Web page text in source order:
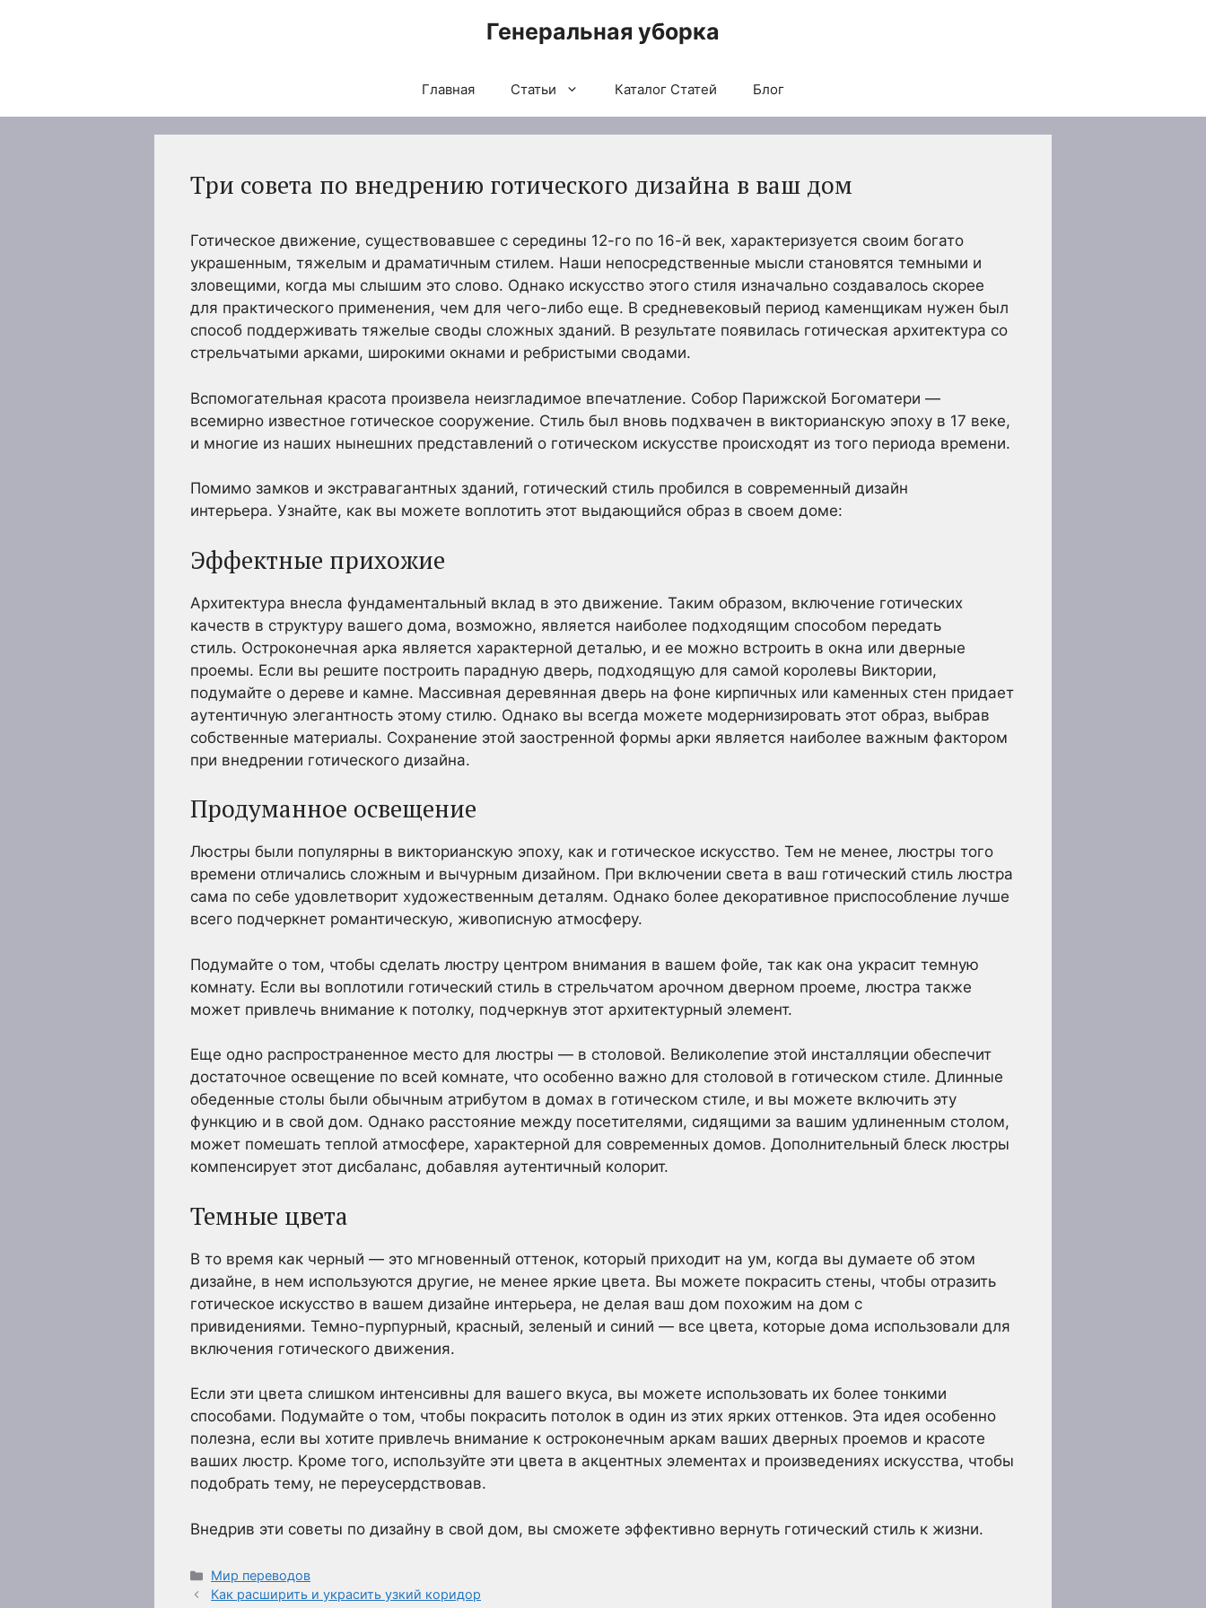
Генеральная уборка
Главная Статьи Каталог Статей Блог
Три совета по внедрению готического дизайна в ваш дом
Готическое движение, существовавшее с середины 12-го по 16-й век, характеризуется своим богато
украшенным, тяжелым и драматичным стилем. Наши непосредственные мысли становятся темными и
зловещими, когда мы слышим это слово. Однако искусство этого стиля изначально создавалось скорее
для практического применения, чем для чего-либо еще. В средневековый период каменщикам нужен был
способ поддерживать тяжелые своды сложных зданий. В результате появилась готическая архитектура со
стрельчатыми арками, широкими окнами и ребристыми сводами.
Вспомогательная красота произвела неизгладимое впечатление. Собор Парижской Богоматери —
всемирно известное готическое сооружение. Стиль был вновь подхвачен в викторианскую эпоху в 17 веке,
и многие из наших нынешних представлений о готическом искусстве происходят из того периода времени.
Помимо замков и экстравагантных зданий, готический стиль пробился в современный дизайн
интерьера. Узнайте, как вы можете воплотить этот выдающийся образ в своем доме:
Эффектные прихожие
Архитектура внесла фундаментальный вклад в это движение. Таким образом, включение готических
качеств в структуру вашего дома, возможно, является наиболее подходящим способом передать
стиль. Остроконечная арка является характерной деталью, и ее можно встроить в окна или дверные
проемы. Если вы решите построить парадную дверь, подходящую для самой королевы Виктории,
подумайте о дереве и камне. Массивная деревянная дверь на фоне кирпичных или каменных стен придает
аутентичную элегантность этому стилю. Однако вы всегда можете модернизировать этот образ, выбрав
собственные материалы. Сохранение этой заостренной формы арки является наиболее важным фактором
при внедрении готического дизайна.
Продуманное освещение
Люстры были популярны в викторианскую эпоху, как и готическое искусство. Тем не менее, люстры того
времени отличались сложным и вычурным дизайном. При включении света в ваш готический стиль люстра
сама по себе удовлетворит художественным деталям. Однако более декоративное приспособление лучше
всего подчеркнет романтическую, живописную атмосферу.
Подумайте о том, чтобы сделать люстру центром внимания в вашем фойе, так как она украсит темную
комнату. Если вы воплотили готический стиль в стрельчатом арочном дверном проеме, люстра также
может привлечь внимание к потолку, подчеркнув этот архитектурный элемент.
Еще одно распространенное место для люстры — в столовой. Великолепие этой инсталляции обеспечит
достаточное освещение по всей комнате, что особенно важно для столовой в готическом стиле. Длинные
обеденные столы были обычным атрибутом в домах в готическом стиле, и вы можете включить эту
функцию и в свой дом. Однако расстояние между посетителями, сидящими за вашим удлиненным столом,
может помешать теплой атмосфере, характерной для современных домов. Дополнительный блеск люстры
компенсирует этот дисбаланс, добавляя аутентичный колорит.
Темные цвета
В то время как черный — это мгновенный оттенок, который приходит на ум, когда вы думаете об этом
дизайне, в нем используются другие, не менее яркие цвета. Вы можете покрасить стены, чтобы отразить
готическое искусство в вашем дизайне интерьера, не делая ваш дом похожим на дом с
привидениями. Темно-пурпурный, красный, зеленый и синий — все цвета, которые дома использовали для
включения готического движения.
Если эти цвета слишком интенсивны для вашего вкуса, вы можете использовать их более тонкими
способами. Подумайте о том, чтобы покрасить потолок в один из этих ярких оттенков. Эта идея особенно
полезна, если вы хотите привлечь внимание к остроконечным аркам ваших дверных проемов и красоте
ваших люстр. Кроме того, используйте эти цвета в акцентных элементах и произведениях искусства, чтобы
подобрать тему, не переусердствовав.
Внедрив эти советы по дизайну в свой дом, вы сможете эффективно вернуть готический стиль к жизни.
Рубрики
Мир переводов
Как расширить и украсить узкий коридор